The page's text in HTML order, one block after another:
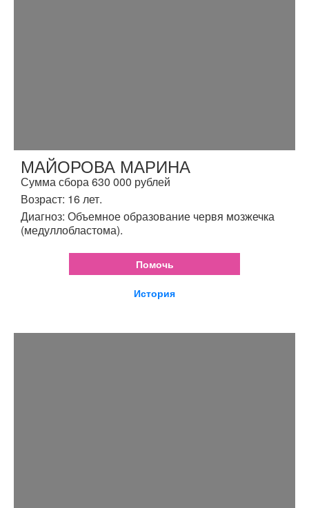
МАЙОРОВА МАРИНА
Сумма сбора 630 000 рублей
Возраст: 16 лет.
Диагноз: Объемное образование червя мозжечка
(медуллобластома).
Помочь
История